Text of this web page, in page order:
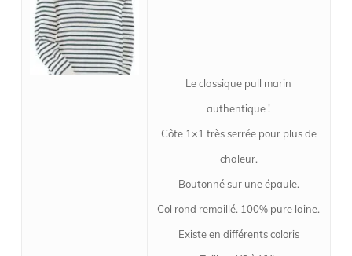
Le classique pull marin
authentique !
Côte 1×1 très serrée pour plus de
chaleur.
Boutonné sur une épaule.
Col rond remaillé. 100% pure laine.
Existe en différents coloris